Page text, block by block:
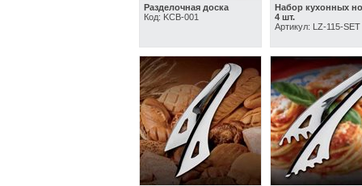
Разделочная доска
Код: KCB-001
Набор кухонных
4 шт.
Артикул: LZ-115-SET